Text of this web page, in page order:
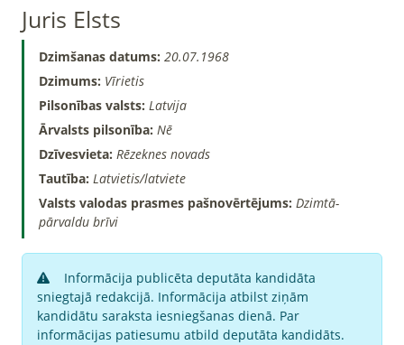
Juris Elsts
Dzimšanas datums: 20.07.1968
Dzimums: Vīrietis
Pilsonības valsts: Latvija
Ārvalsts pilsonība: Nē
Dzīvesvieta: Rēzeknes novads
Tautība: Latvietis/latviete
Valsts valodas prasmes pašnovērtējums: Dzimtā-
pārvaldu brīvi
Informācija publicēta deputāta kandidāta
sniegtajā redakcijā. Informācija atbilst ziņām
kandidātu saraksta iesniegšanas dienā. Par
informācijas patiesumu atbild deputāta kandidāts.